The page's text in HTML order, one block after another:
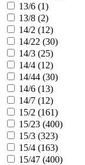
13/6 (1)
13/8 (2)
14/2 (12)
14/22 (30)
14/3 (25)
14/4 (12)
14/44 (30)
14/6 (13)
14/7 (12)
15/2 (161)
15/23 (400)
15/3 (323)
15/4 (163)
15/47 (400)